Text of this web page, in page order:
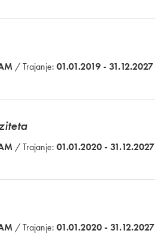
/ Trajanje: 01.01.2019 - 31.12.2027
/ Trajanje: 01.01.2020 - 31.12.2027
/ Trajanje: 01.01.2020 - 31.12.2027